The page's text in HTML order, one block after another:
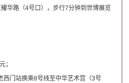
华路（4号口），步行7分钟到世博展览
；
西门站换乘8号线至中华艺术宫（3号